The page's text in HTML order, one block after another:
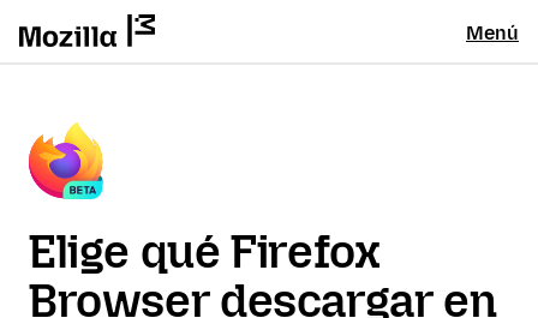
Menú
Elige qué Firefox
Browser descargar en